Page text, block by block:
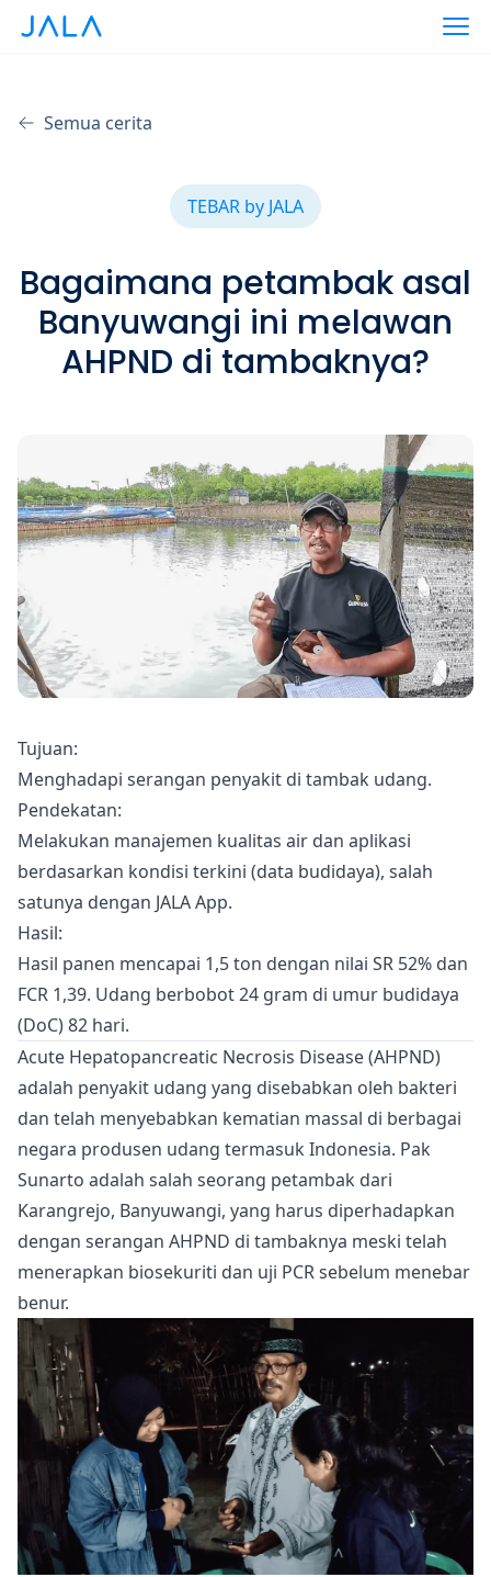
Semua cerita
TEBAR by JALA
Bagaimana petambak asal
Banyuwangi ini melawan
AHPND di tambaknya?
Tujuan:
Menghadapi serangan penyakit di tambak udang.
Pendekatan:
Melakukan manajemen kualitas air dan aplikasi
berdasarkan kondisi terkini (data budidaya), salah
satunya dengan JALA App.
Hasil:
Hasil panen mencapai 1,5 ton dengan nilai SR 52% dan
FCR 1,39. Udang berbobot 24 gram di umur budidaya
(DoC) 82 hari.
Acute Hepatopancreatic Necrosis Disease (AHPND)
adalah penyakit udang yang disebabkan oleh bakteri
dan telah menyebabkan kematian massal di berbagai
negara produsen udang termasuk Indonesia. Pak
Sunarto adalah salah seorang petambak dari
Karangrejo, Banyuwangi, yang harus diperhadapkan
dengan serangan AHPND di tambaknya meski telah
menerapkan biosekuriti dan uji PCR sebelum menebar
benur.